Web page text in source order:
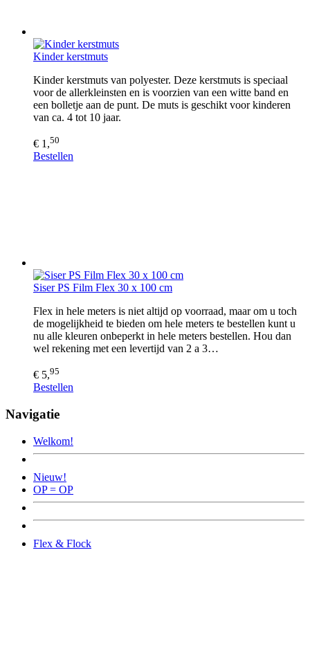
Kinder kerstmuts
Kinder kerstmuts van polyester. Deze kerstmuts is speciaal
voor de allerkleinsten en is voorzien van een witte band en
een bolletje aan de punt. De muts is geschikt voor kinderen
van ca. 4 tot 10 jaar.
€ 1,50
Bestellen
Siser PS Film Flex 30 x 100 cm
Flex in hele meters is niet altijd op voorraad, maar om u toch
de mogelijkheid te bieden om hele meters te bestellen kunt u
nu alle kleuren onbeperkt in hele meters bestellen. Hou dan
wel rekening met een levertijd van 2 a 3…
€ 5,95
Bestellen
Navigatie
Welkom!
Nieuw!
OP = OP
Flex & Flock